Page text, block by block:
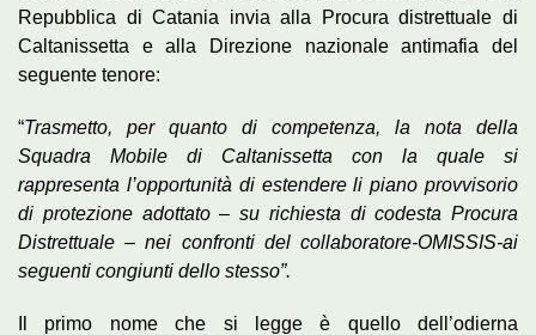
Repubblica di Catania invia alla Procura distrettuale di
Caltanissetta e alla Direzione nazionale antimafia del
seguente tenore:
“Trasmetto, per quanto di competenza, la nota della
Squadra Mobile di Caltanissetta con la quale si
rappresenta l’opportunità di estendere li piano provvisorio
di protezione adottato – su richiesta di codesta Procura
Distrettuale – nei confronti del collaboratore-OMISSIS-ai
seguenti congiunti dello stesso”.
Il primo nome che si legge è quello dell’odierna